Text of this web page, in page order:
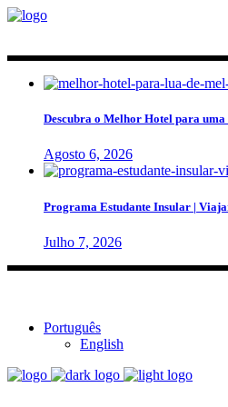
Descubra o Melhor Hotel para
Agosto 6, 2026
Programa Estudante Insular |
Julho 7, 2026
Português
English